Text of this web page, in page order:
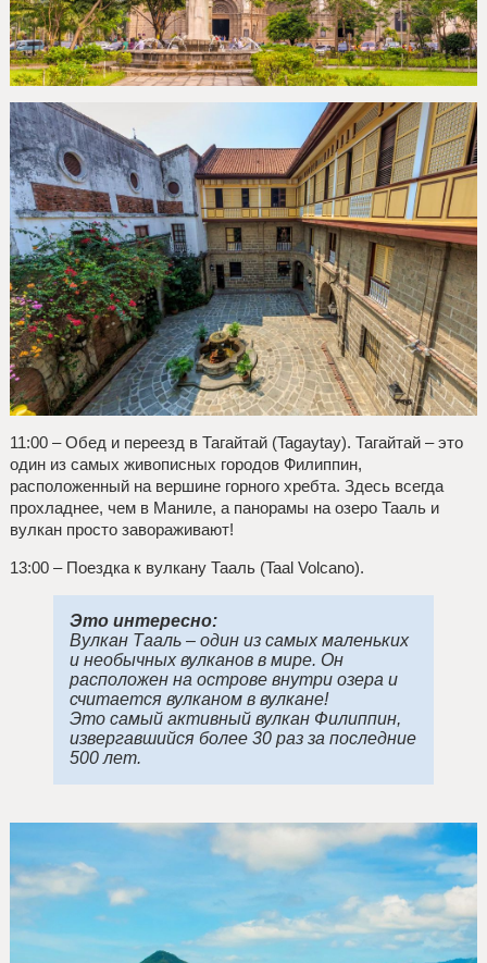
11:00 – Обед и переезд в Тагайтай (Tagaytay). Тагайтай – это
один из самых живописных городов Филиппин,
расположенный на вершине горного хребта. Здесь всегда
прохладнее, чем в Маниле, а панорамы на озеро Тааль и
вулкан просто завораживают!
13:00 – Поездка к вулкану Тааль (Taal Volcano).
Это интересно:
Вулкан Тааль – один из самых маленьких
и необычных вулканов в мире. Он
расположен на острове внутри озера и
считается вулканом в вулкане!
Это самый активный вулкан Филиппин,
извергавшийся более 30 раз за последние
500 лет.